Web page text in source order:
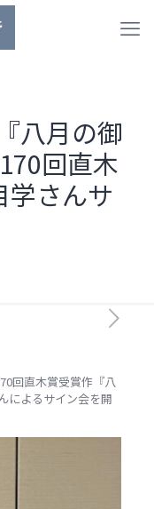
八月の御
回直木
学さんサ
回直木賞受賞作『八
によるサイン会を開